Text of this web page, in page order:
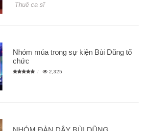
Thuê ca sĩ
Nhóm múa trong sự kiện Bùi Dũng tổ
chức
2,325